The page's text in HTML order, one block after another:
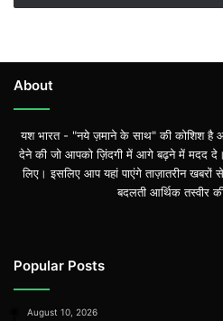
About
यश भारत - "नये ज़माने के साथ" की कोशिश है
देने की जो आपको ज़िंदगी में आगे बढ़ने में मदद
लिए। इसलिए आप यहां पाएंगे ताज़ातरीन खबरों
बदलती आर्थिक तस्वीर की
Popular Posts
August 10, 2026